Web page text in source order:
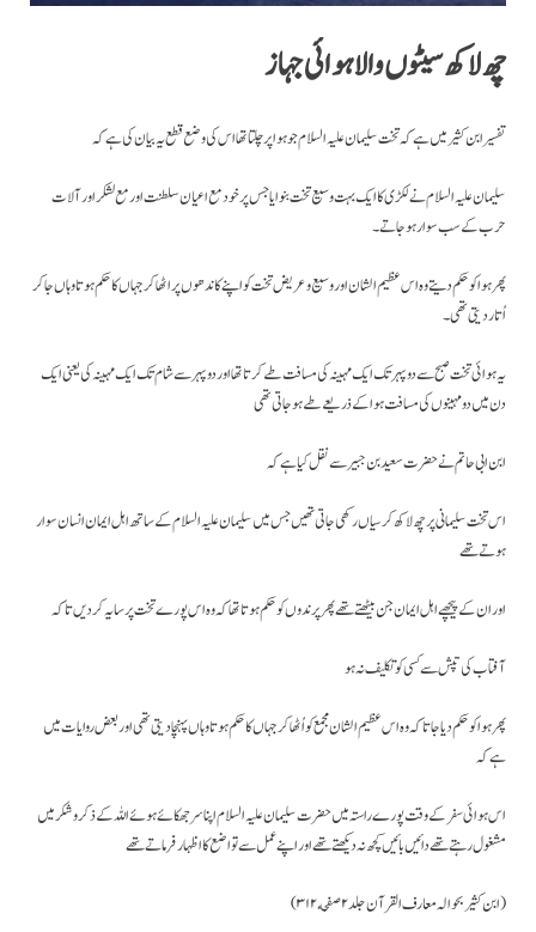
چھ لاکھ سیٹوں والا ہوائی جہاز
تفسیر ابن کثیر میں ہے کہ تخت سلیمان علیہ السلام جو ہوا پر چلتا تھا اس کی وضع قطع یہ بیان کی ہے کہ
سلیمان علیہ السلام نے لکڑی کا ایک بہت وسیع تخت بنوایا جس پر خود مع اعیان سلطنت اور مع لشکر اور آلات
حرب کے سب سوار ہو جاتے۔
پھر ہوا کو حکم دیتے وہ اس عظیم الشان اور وسیع و عریض تخت کو اپنے کاندھوں پر اٹھا کر جہاں کا حکم ہوتا وہاں جا کر
اُتار دیتی تھی۔
یہ ہوائی تخت صبح سے دوپہر تک ایک مہینہ کی مسافت طے کرتا تھا اور دو پہر سے شام تک ایک مہینہ کی یعنی ایک
دن میں دو مہینوں کی مسافت ہوا کے ذریعے طے ہو جاتی تھی
ابن ابی حاتم نے حضرت سعید بن جبیر سے نقل کیا ہے کہ
اس تخت سلیمانی پر چھ لاکھ کرسیاں رکھی جاتی تھیں جس میں سلیمان علیہ السلام کے ساتھ اہل ایمان انسان سوار
ہوتے تھے
اور ان کے پیچھے اہل ایمان جن بیٹھتے تھے پھر پرندوں کو حکم ہوتا تھا کہ وہ اس پورے تخت پر سایہ کر دیں تا کہ
آفتاب کی تپش سے کسی کو تکلیف نہ ہو
پھر ہوا کو حکم دیا جاتا کہ وہ اس عظیم الشان مجمع کو اُٹھا کر جہاں کا حکم ہوتا وہاں پہنچا دیتی تھی اور بعض روایات میں
ہے کہ
اس ہوائی سفر کے وقت پورے راستہ میں حضرت سلیمان علیہ السلام اپنا سر جھکائے ہوئے اللہ کے ذکر و شکر میں
مشغول رہتے تھے دائیں بائیں کچھ نہ دیکھتے تھے اور اپنے عمل سے تواضع کا اظہار فرماتے تھے
(ابن کثیر بحوالہ معارف القرآن جلد ۲ صفحه ۳۱۲)